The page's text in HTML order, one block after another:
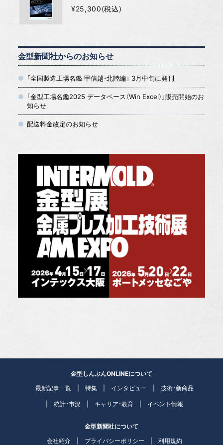
¥25,300(税込)
金型新聞社からのお知らせ
「全国製造工場名鑑 甲信越・北陸編」 3月中旬に発刊
「金型工場名鑑2025 データベース（Win Excel）」販売開始のお
知らせ
配送料金改定のお知らせ
金型しんぶんONLINEについて
最新記事一覧
特集 インタビュー 技術・新商品
統計・市況 キャリア・教育 イベント情報
金型新聞社について
会社紹介
プライバシーポリシー 利用規約